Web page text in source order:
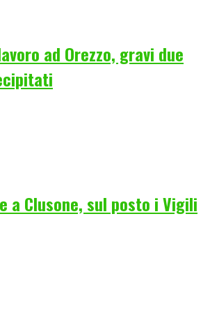
ad Orezzo, gravi due
a Clusone, sul posto i Vigili